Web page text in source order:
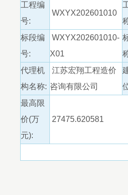
工程编
号:
WXYX202601010
标段编
号:
WXYX202601010-
X01
代理机
构名称:
江苏宏翔工程造价
咨询有限公司
最高限
价(万
元):
27475.620581